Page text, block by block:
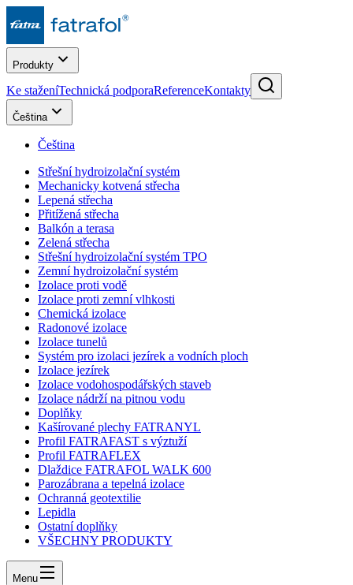
Produkty
Ke staženíTechnická podporaReferenceKontakty
Čeština
Čeština
Střešní hydroizolační systém
Mechanicky kotvená střecha
Lepená střecha
Přitížená střecha
Balkón a terasa
Zelená střecha
Střešní hydroizolační systém TPO
Zemní hydroizolační systém
Izolace proti vodě
Izolace proti zemní vlhkosti
Chemická izolace
Radonové izolace
Izolace tunelů
Systém pro izolaci jezírek a vodních ploch
Izolace jezírek
Izolace vodohospodářských staveb
Izolace nádrží na pitnou vodu
Doplňky
Kašírované plechy FATRANYL
Profil FATRAFAST s výztuží
Profil FATRAFLEX
Dlaždice FATRAFOL WALK 600
Parozábrana a tepelná izolace
Ochranná geotextilie
Lepidla
Ostatní doplňky
VŠECHNY PRODUKTY
Menu